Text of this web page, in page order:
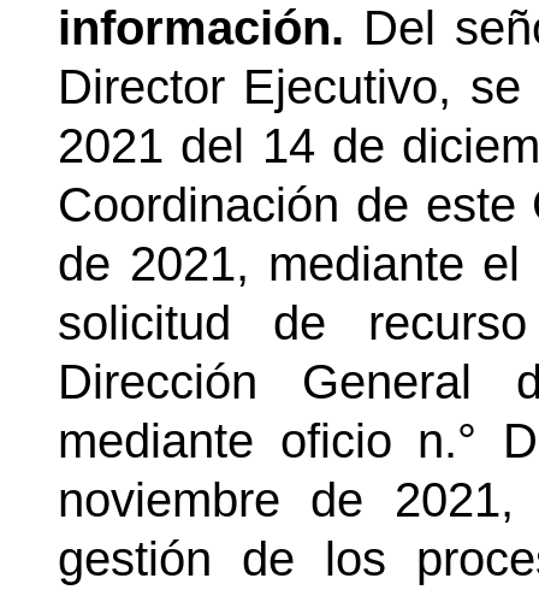
información. Del
Director Ejecutivo,
2021 del 14 de
Coordinación de
de 2021, mediante
solicitud de
Dirección General
mediante oficio n.°
noviembre de
gestión de los